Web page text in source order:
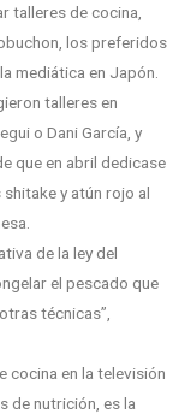
talleres de cocina,
los preferidos
mediática en Japón.
talleres en
o Dani García, y
que en abril dedicase
y atún rojo al
de la ley del
el pescado que
técnicas”,
cocina en la televisión
de nutrición, es la